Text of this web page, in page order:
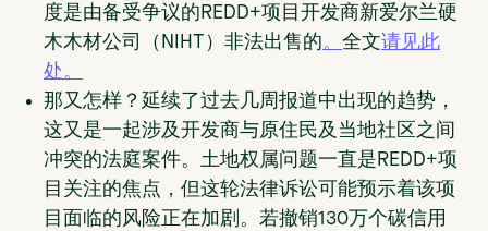
度是由备受争议的REDD+项目开发商新爱尔兰硬
木木材公司（NIHT）非法出售的 。 全文请见此
处。
那又怎样？ 延续了过去几周报道中出现的趋势，
这又是一起涉及开发商与原住民及当地社区之间
冲突的法庭案件。土地权属问题一直是REDD+项
目关注的焦点，但这轮法律诉讼可能预示着该项
目面临的风险正在加剧。若撤销130万个碳信用